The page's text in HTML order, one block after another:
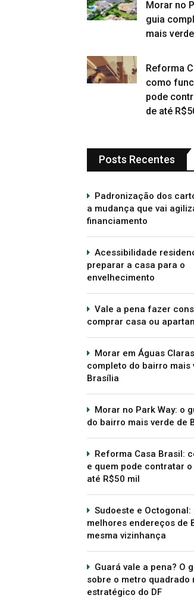
Morar no
guia
mais
Reforma
como
pode
de até
Posts Recentes
Padronização dos
a mudança que vai
financiamento
Acessibilidade
preparar a casa para o
envelhecimento
Vale a pena fazer
comprar casa ou
Morar em Águas
completo do bairro mais
Brasília
Morar no Park Way: o
do bairro mais verde de
Reforma Casa Brasil:
e quem pode contratar
até R$50 mil
Sudoeste e Octogonal:
melhores endereços de
mesma vizinhança
Guará vale a pena? O
sobre o metro quadrado
estratégico do DF